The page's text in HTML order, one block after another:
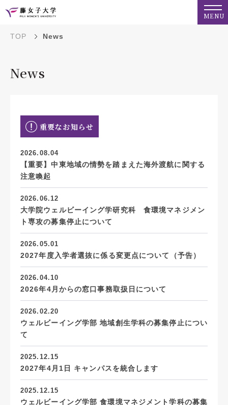
MENU
TOP News
News
重要なお知らせ
2026.08.04
【重要】中東地域の情勢を踏まえた海外渡航に関する
注意喚起
2026.06.12
大学院ウェルビーイング学研究科 食環境マネジメン
ト専攻の募集停止について
2026.05.01
2027年度入学者選抜に係る変更点について（予告）
2026.04.10
2026年4月からの窓口事務取扱日について
2026.02.20
ウェルビーイング学部 地域創生学科の募集停止につい
て
2025.12.15
2027年4月1日 キャンパスを統合します
2025.12.15
ウェルビーイング学部 食環境マネジメント学科の募集